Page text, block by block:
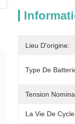
Lieu D'origine:
Type De
Tension
La Vie De